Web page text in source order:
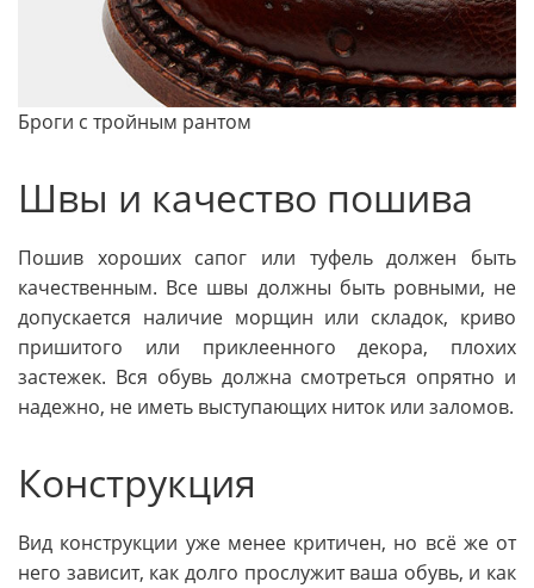
Броги с тройным рантом
Швы и качество пошива
Пошив хороших сапог или туфель должен быть
качественным. Все швы должны быть ровными, не
допускается наличие морщин или складок, криво
пришитого или приклеенного декора, плохих
застежек. Вся обувь должна смотреться опрятно и
надежно, не иметь выступающих ниток или заломов.
Конструкция
Вид конструкции уже менее критичен, но всё же от
него зависит, как долго прослужит ваша обувь, и как